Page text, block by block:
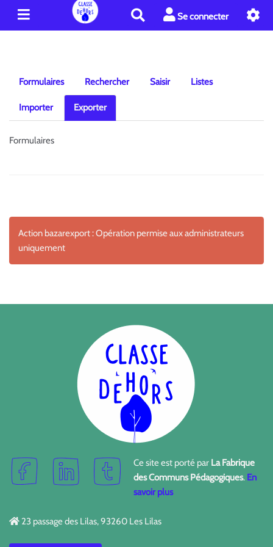
e
r
e
Se connecter
Formulaires Rechercher Saisir Listes
Importer Exporter
Formulaires
Action bazarexport : Opération permise aux administrateurs
uniquement
Ce site est porté par La Fabrique
des Communs Pédagogiques. En
savoir plus
23 passage des Lilas, 93260 Les Lilas